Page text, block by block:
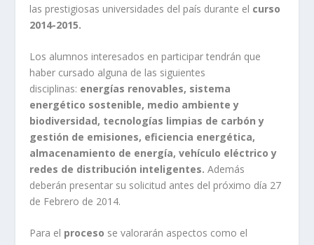
las prestigiosas universidades del país durante el curso
2014-2015.
Los alumnos interesados en participar tendrán que
haber cursado alguna de las siguientes
disciplinas: energías renovables, sistema
energético sostenible, medio ambiente y
biodiversidad, tecnologías limpias de carbón y
gestión de emisiones, eficiencia energética,
almacenamiento de energía, vehículo eléctrico y
redes de distribución inteligentes.Además
deberán presentar su solicitud antes del próximo día 27
de Febrero de 2014.
Para el proceso se valorarán aspectos como el